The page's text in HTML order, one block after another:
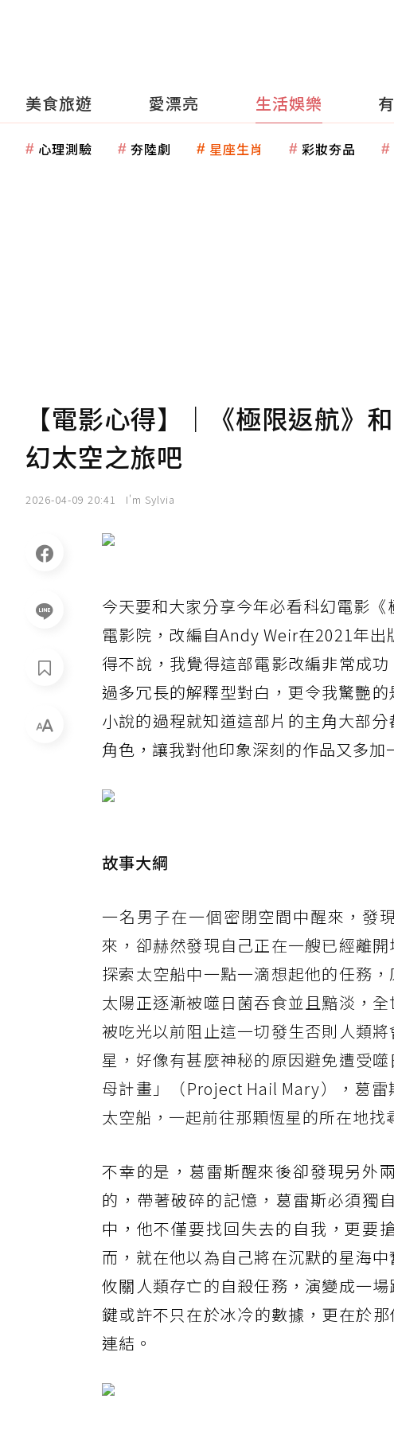
美食旅遊 愛漂亮 生活娛樂
心理測驗 夯陸劇 星座生肖 彩妝夯品
【電影心得】｜《極限返航》
幻太空之旅吧
2026-04-09 20:41 I'm Sylvia
今天要和大家分享今年必看科幻電影
電影院，改編自Andy Weir在2021年
得不說，我覺得這部電影改編非常成
過多冗長的解釋型對白，更令我驚艷
小說的過程就知道這部片的主角大部
角色，讓我對他印象深刻的作品又多加
故事大綱
一名男子在一個密閉空間中醒來，發
來，卻赫然發現自己正在一艘已經離
探索太空船中一點一滴想起他的任務
太陽正逐漸被噬日菌吞食並且黯淡，
被吃光以前阻止這一切發生否則人類
星，好像有甚麼神秘的原因避免遭受
母計畫」（Project Hail Mary），葛
太空船，一起前往那顆恆星的所在地找
不幸的是，葛雷斯醒來後卻發現另外
的，帶著破碎的記憶，葛雷斯必須獨
中，他不僅要找回失去的自我，更要
而，就在他以為自己將在沉默的星海
攸關人類存亡的自殺任務，演變成一
鍵或許不只在於冰冷的數據，更在於
連結。